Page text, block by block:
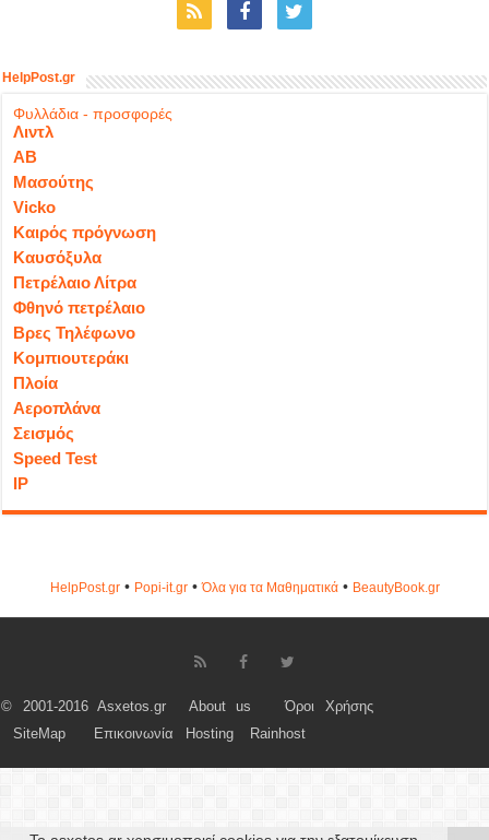
HelpPost.gr
Φυλλάδια - προσφορές
Λιντλ
ΑΒ
Μασούτης
Vicko
Καιρός πρόγνωση
Καυσόξυλα
Πετρέλαιο Λίτρα
Φθηνό πετρέλαιο
Βρες Τηλέφωνο
Κομπιουτεράκι
Πλοία
Αεροπλάνα
Σεισμός
Speed Test
IP
HelpPost.gr• Popi-it.gr•Όλα για τα Μαθηματικά• ΒeautyΒook.gr
© 2001-2016 Asxetos.gr About us
Όροι Χρήσης
SiteMap
Επικοινωνία Hosting Rainhost